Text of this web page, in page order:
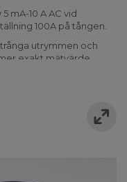
mA-10 A AC vid
100A på tången.
utrymmen och
exakt mätvärde.